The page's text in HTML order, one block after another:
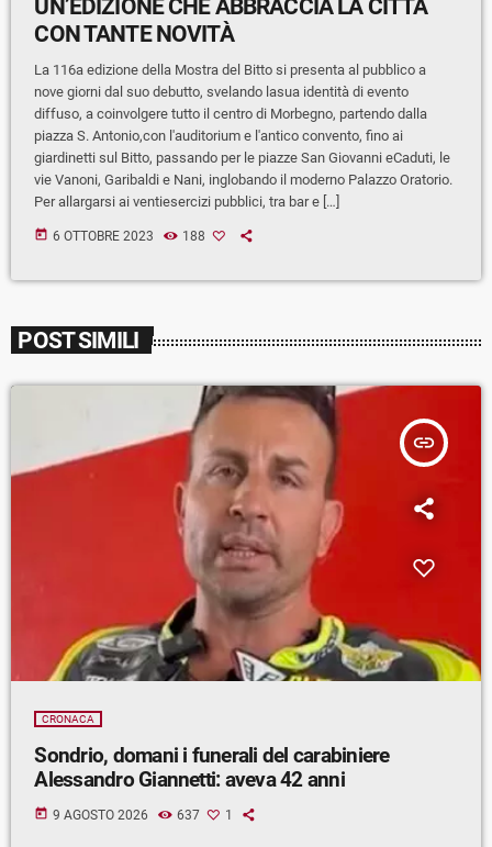
UN’EDIZIONE CHE ABBRACCIA LA CITTÀ
CON TANTE NOVITÀ
La 116a edizione della Mostra del Bitto si presenta al pubblico a
nove giorni dal suo debutto, svelando lasua identità di evento
diffuso, a coinvolgere tutto il centro di Morbegno, partendo dalla
piazza S. Antonio,con l'auditorium e l'antico convento, fino ai
giardinetti sul Bitto, passando per le piazze San Giovanni eCaduti, le
vie Vanoni, Garibaldi e Nani, inglobando il moderno Palazzo Oratorio.
Per allargarsi ai ventiesercizi pubblici, tra bar e […]
today 6 OTTOBRE 2023 188
POST SIMILI
insert_link
CRONACA
Sondrio, domani i funerali del carabiniere
Alessandro Giannetti: aveva 42 anni
today 9 AGOSTO 2026 637 1